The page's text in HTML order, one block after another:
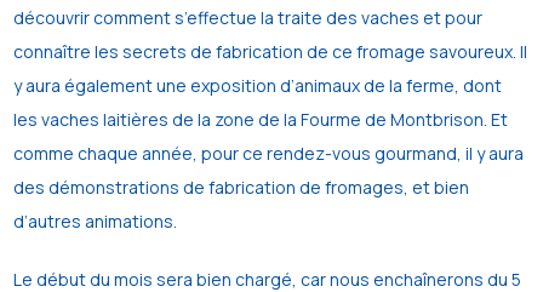
découvrir comment s’effectue la traite des vaches et pour
connaître les secrets de fabrication de ce fromage savoureux. Il
y aura également une exposition d’animaux de la ferme, dont
les vaches laitières de la zone de la Fourme de Montbrison. Et
comme chaque année, pour ce rendez-vous gourmand, il y aura
des démonstrations de fabrication de fromages, et bien
d’autres animations.
Le début du mois sera bien chargé, car nous enchaînerons du 5